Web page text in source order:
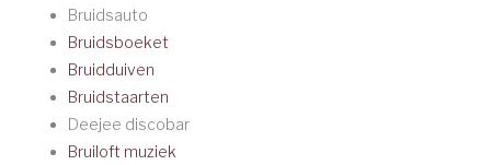
Bruidsauto
Bruidsboeket
Bruidduiven
Bruidstaarten
Deejee discobar
Bruiloft muziek